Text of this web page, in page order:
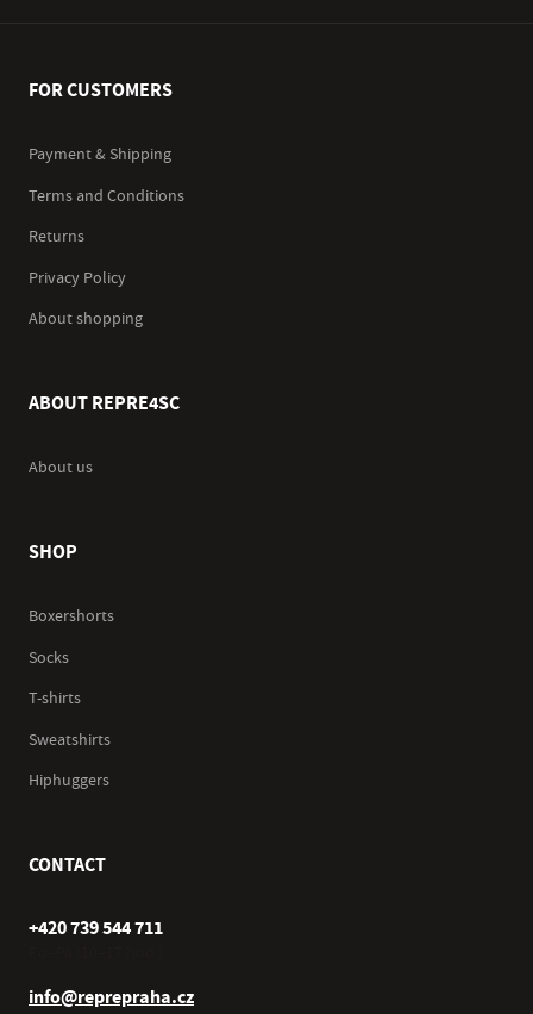
FOR CUSTOMERS
Payment & Shipping
Terms and Conditions
Returns
Privacy Policy
About shopping
ABOUT REPRE4SC
About us
SHOP
Boxershorts
Socks
T-shirts
Sweatshirts
Hiphuggers
CONTACT
+420 739 544 711
info@reprepraha.cz